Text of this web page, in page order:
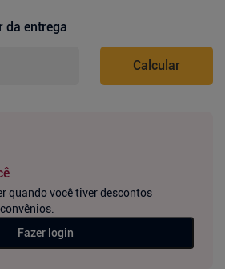
da entrega
Calcular
quando você tiver descontos
Fazer login